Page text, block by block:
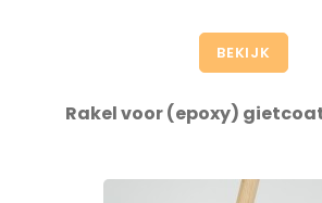
BEKIJK
Rakel voor (epoxy)